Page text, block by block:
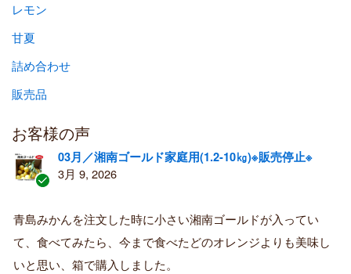
レモン
甘夏
詰め合わせ
販売品
お客様の声
証
済
み
購
03月／湘南ゴールド家庭用(1.2-10㎏)※販売停止※
3月 9, 2026
青島みかんを注文した時に小さい湘南ゴールドが入ってい
て、食べてみたら、今まで食べたどのオレンジよりも美味し
いと思い、箱で購入しました。